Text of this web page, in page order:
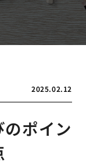
2025.02.12
ポイン